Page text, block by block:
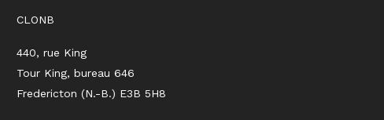
CLONB
440, rue King
Tour King, bureau 646
Fredericton (N.-B.) E3B 5H8